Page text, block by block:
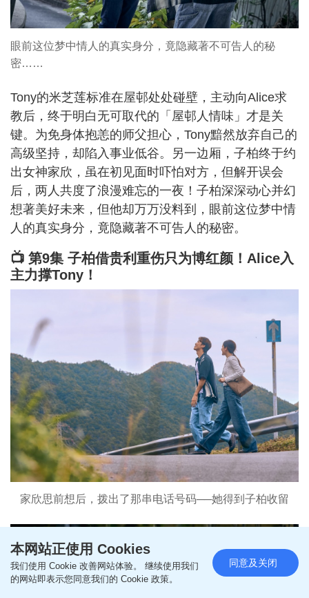
眼前这位梦中情人的真实身分，竟隐藏著不可告人的秘
密……
Tony的米芝莲标准在屋邨处处碰壁，主动向Alice求
教后，终于明白无可取代的「屋邨人情味」才是关
键。为免身体抱恙的师父担心，Tony黯然放弃自己的
高级坚持，却陷入事业低谷。另一边厢，子柏终于约
出女神家欣，虽在初见面时吓怕对方，但解开误会
后，两人共度了浪漫难忘的一夜！子柏深深动心并幻
想著美好未来，但他却万万没料到，眼前这位梦中情
人的真实身分，竟隐藏著不可告人的秘密。
📺 第9集 子柏借贵利重伤只为博红颜！Alice入
主力撑Tony！
家欣思前想后，拨出了那串电话号码──她得到子柏收留
本网站正使用 Cookies
我们使用 Cookie 改善网站体验。 继续使用我们
的网站即表示您同意我们的 Cookie 政策。
同意及关闭